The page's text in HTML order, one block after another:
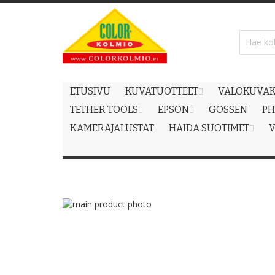
Content
ETUSIVU KUVATUOTTEET
TETHER TOOLS
EPSON GOSSEN
KAMERAJALUSTAT
HAIDA SUOTIMET
Skip